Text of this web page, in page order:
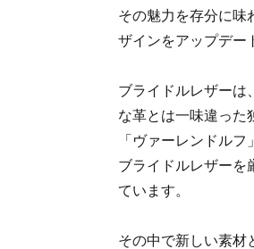
その魅力を存分に味
ザインをアップデー
ブライドルレザーは
な革とは一味違った
「ヴァーレンドル
ブライドルレザーを
ています。
その中で新しい素材